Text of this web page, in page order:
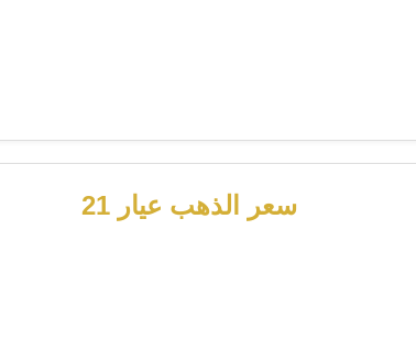
سعر الذهب عيار 21